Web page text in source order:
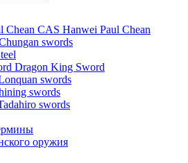
CAS Hanwei Paul Chean
swords
Dragon King Sword
swords
swords
swords
оружия